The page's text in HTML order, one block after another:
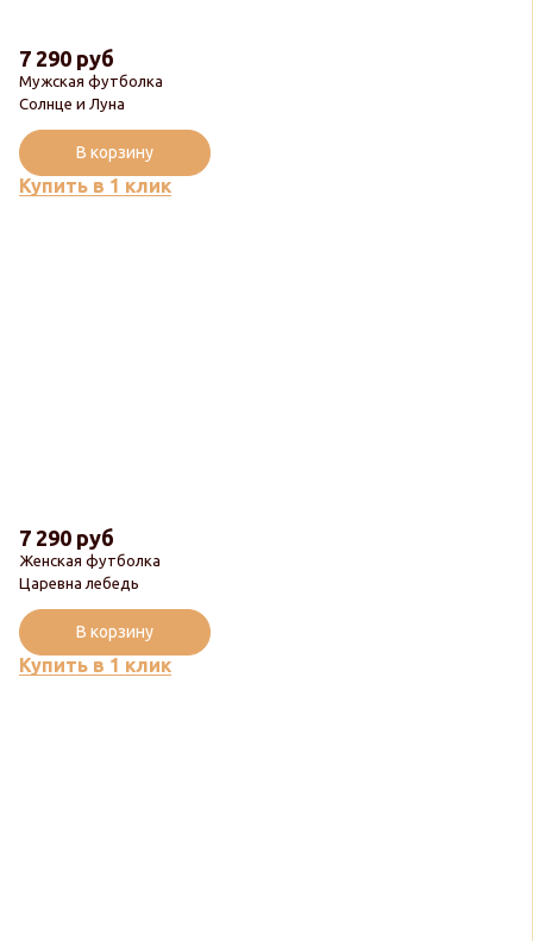
Мужская футболка
Солнце и Луна
7 290 руб
Купить в 1 клик
В корзину
Женская футболка
Царевна лебедь
7 290 руб
Купить в 1 клик
В корзину